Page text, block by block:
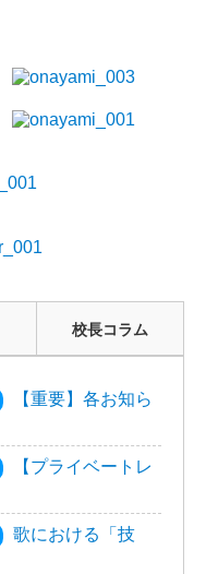
校長コラム
【重要】各お知ら
【プライベートレ
歌における「技